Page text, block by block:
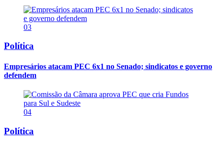
03
Política
Empresários atacam PEC 6x1 no Senado; sindicatos e governo
defendem
04
Política